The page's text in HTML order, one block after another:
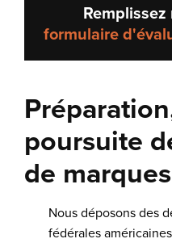
formulaire
poursuite
de marques
Nous déposons des
fédérales